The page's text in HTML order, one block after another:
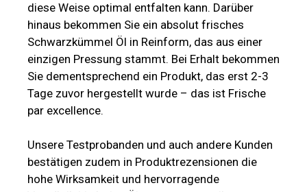
diese Weise optimal entfalten kann. Darüber
hinaus bekommen Sie ein absolut frisches
Schwarzkümmel Öl in Reinform, das aus einer
einzigen Pressung stammt. Bei Erhalt bekommen
Sie dementsprechend ein Produkt, das erst 2-3
Tage zuvor hergestellt wurde – das ist Frische
par excellence.
Unsere Testprobanden und auch andere Kunden
bestätigen zudem in Produktrezensionen die
hohe Wirksamkeit und hervorragende